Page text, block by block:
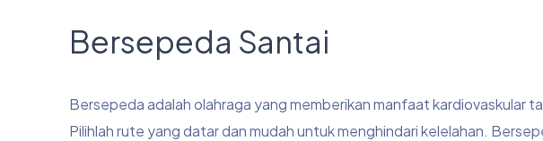
Bersepeda Santai
Bersepeda adalah olahraga yang memberikan manfaat kardiovaskular
Pilihlah rute yang datar dan mudah untuk menghindari kelelahan.